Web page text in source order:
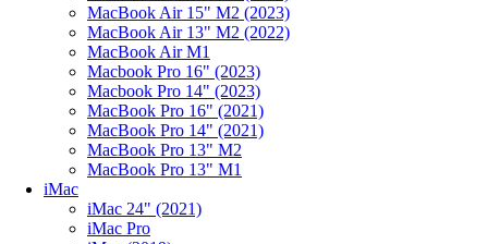
MacBook Air 15" M2 (2023)
MacBook Air 13" M2 (2022)
MacBook Air M1
Macbook Pro 16" (2023)
Macbook Pro 14" (2023)
MacBook Pro 16" (2021)
MacBook Pro 14" (2021)
MacBook Pro 13" M2
MacBook Pro 13" M1
iMac
iMac 24" (2021)
iMac Pro